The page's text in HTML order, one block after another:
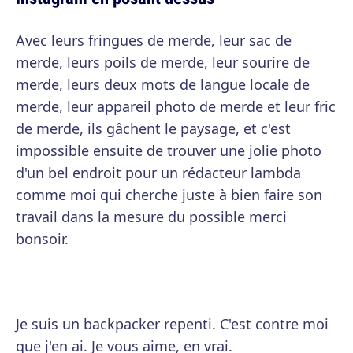
Avec leurs fringues de merde, leur sac de
merde, leurs poils de merde, leur sourire de
merde, leurs deux mots de langue locale de
merde, leur appareil photo de merde et leur fric
de merde, ils gâchent le paysage, et c'est
impossible ensuite de trouver une jolie photo
d'un bel endroit pour un rédacteur lambda
comme moi qui cherche juste à bien faire son
travail dans la mesure du possible merci
bonsoir.
Je suis un backpacker repenti. C'est contre moi
que j'en ai. Je vous aime, en vrai.